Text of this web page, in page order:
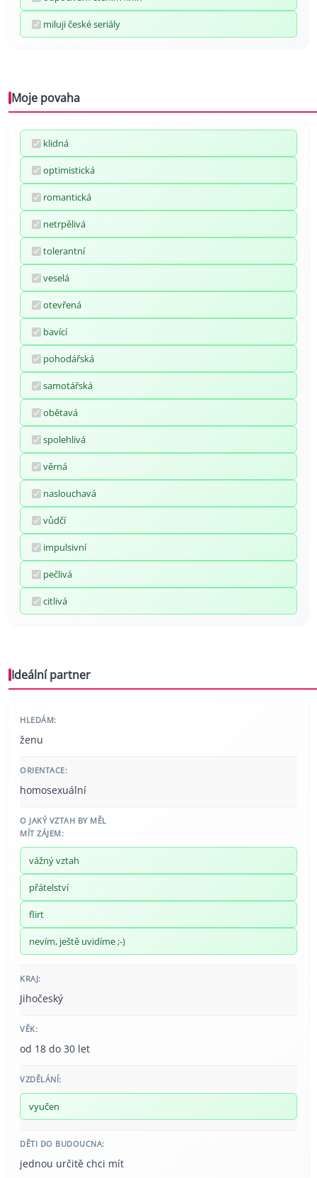
miluji české seriály
Moje povaha
klidná
optimistická
romantická
netrpělivá
tolerantní
veselá
otevřená
bavící
pohodářská
samotářská
obětavá
spolehlivá
věrná
naslouchavá
vůdčí
impulsivní
pečlivá
citlivá
Ideální partner
HLEDÁM:
ženu
ORIENTACE:
homosexuální
O JAKÝ VZTAH BY MĚL
MÍT ZÁJEM:
vážný vztah
přátelství
flirt
nevím, ještě uvidíme ;-)
KRAJ:
Jihočeský
VĚK:
od 18 do 30 let
VZDĚLÁNÍ:
vyučen
DĚTI DO BUDOUCNA:
jednou určitě chci mít